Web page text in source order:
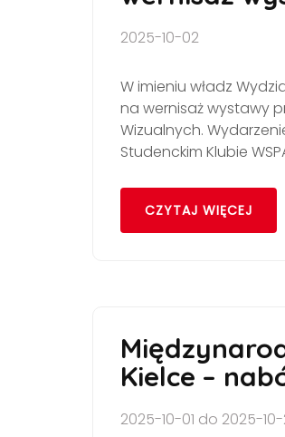
2025-10-02
W imieniu władz
na wernisaż wystawy
Wizualnych.
Studenckim Klubie
CZYTAJ WIĘCEJ
Kielce –
2025-10-01 do 2025-